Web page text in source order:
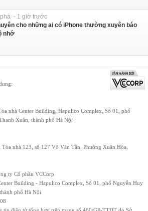
- 1 giờ trước
cho những ai có iPhone thường xuyên báo
nhớ
nhà Center Building, Hapulico Complex, Số 01, phố
Xuân, thành phố Hà Nội
Tòa nhà 123, số 127 Võ Văn Tần, Phường Xuân Hòa,
ty Cổ phần VCCorp
Building - Hapulico Complex, Số 01, phố Nguyễn Huy
phố Hà Nội